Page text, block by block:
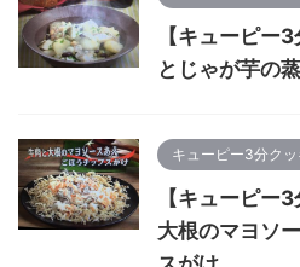
【キューピー
とじゃが芋の
キューピー3分ク
【キューピー
大根のマヨソ